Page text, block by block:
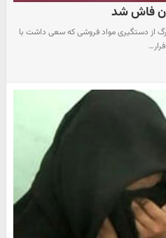
فاش شد
از دستگیری مواد فروشی که سعی داشت با